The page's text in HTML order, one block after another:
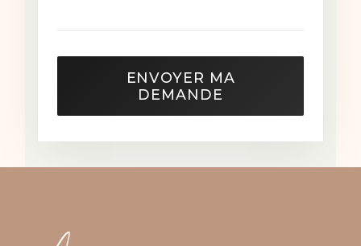
ENVOYER MA
DEMANDE